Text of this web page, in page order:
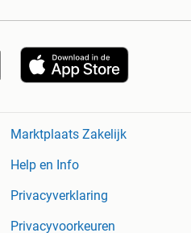
Marktplaats Zakelijk
Help en Info
Privacyverklaring
Privacyvoorkeuren